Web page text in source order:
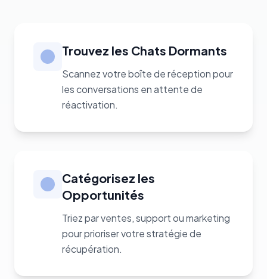
Trouvez les Chats Dormants
Scannez votre boîte de réception pour
les conversations en attente de
réactivation.
Catégorisez les
Opportunités
Triez par ventes, support ou marketing
pour prioriser votre stratégie de
récupération.